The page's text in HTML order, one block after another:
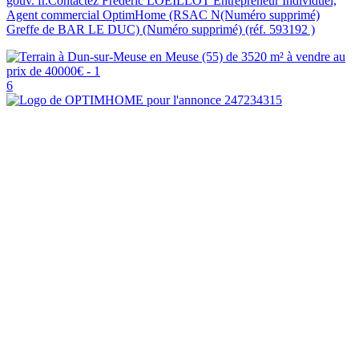
Agent commercial OptimHome (RSAC N(Numéro supprimé)
Greffe de BAR LE DUC) (Numéro supprimé) (réf. 593192 )
6